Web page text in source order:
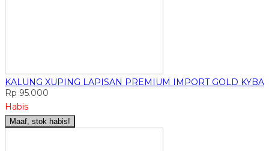
KALUNG XUPING LAPISAN PREMIUM IMPORT GOLD KYBA
Rp 95.000
Habis
Maaf, stok habis!